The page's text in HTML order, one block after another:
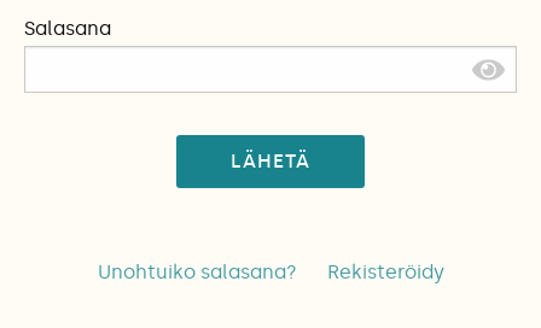
Salasana
LÄHETÄ
Unohtuiko salasana? Rekisteröidy